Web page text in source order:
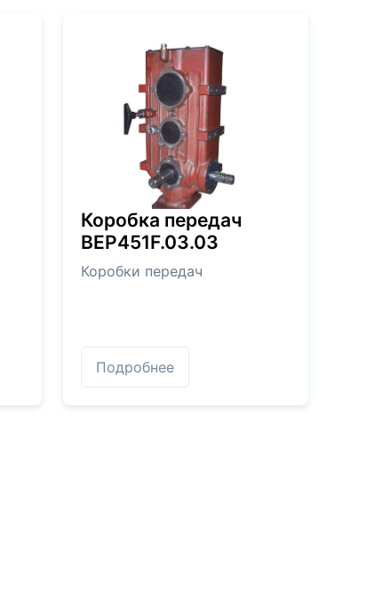
Коробка передач
BEP451F.03.03
Коробки передач
Подробнее